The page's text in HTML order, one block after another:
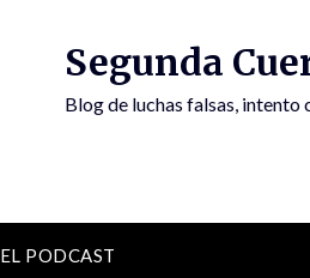
Segunda
Blog de luchas falsas,
EL PODCAST